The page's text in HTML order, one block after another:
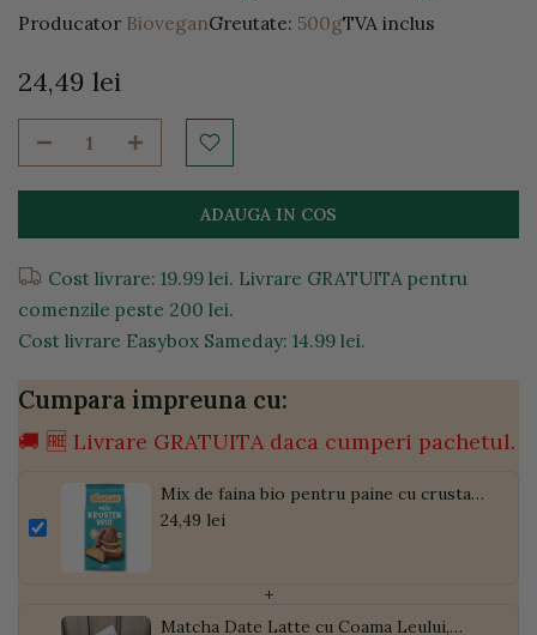
Producator BioveganGreutate: 500gTVA inclus
24,49 lei
ADAUGA IN COS
Cost livrare: 19.99 lei. Livrare GRATUITA pentru
comenzile peste 200 lei.
Cost livrare Easybox Sameday: 14.99 lei.
Cumpara impreuna cu:
🚚 🆓 Livrare GRATUITA daca cumperi pachetul.
Mix de faina bio pentru paine cu crusta
fara gluten, 500g
24,49 lei
+
Matcha Date Latte cu Coama Leului,